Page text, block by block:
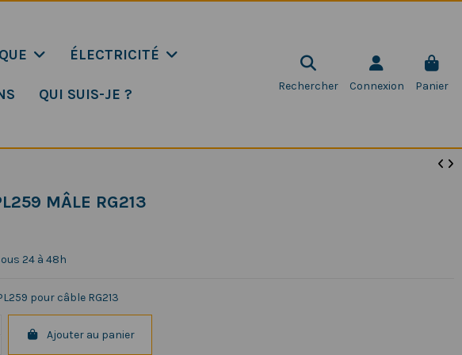
ÉLECTRICITÉ
QUI SUIS-JE ? Rechercher Connexion Panier
MÂLE RG213
24 à 48h
pour câble RG213
Ajouter au panier